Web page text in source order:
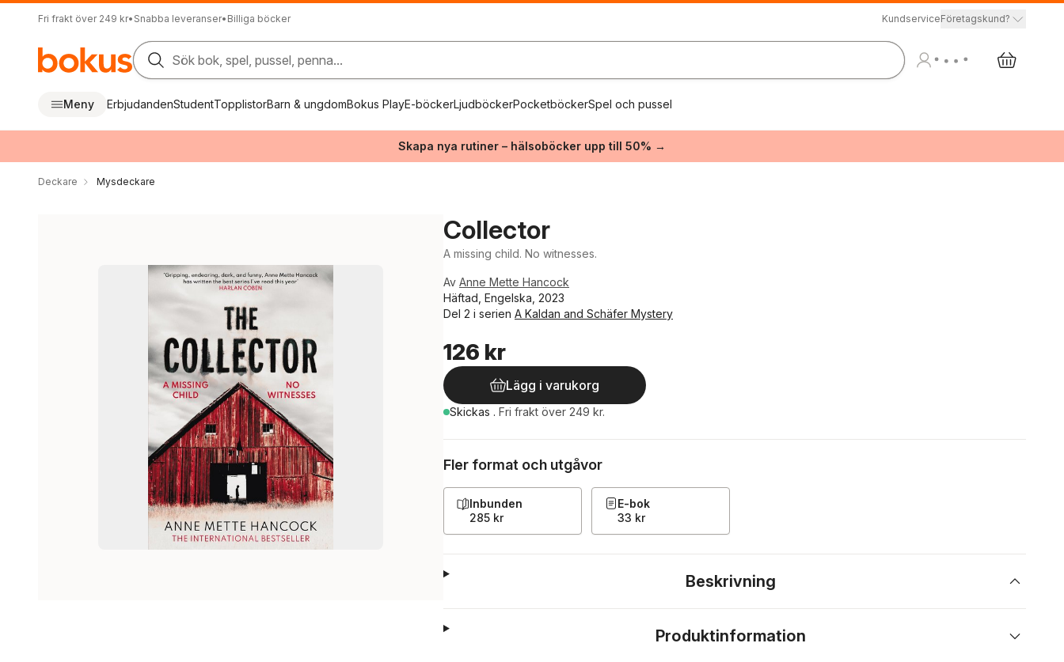
Fri frakt över 249 kr• Snabba leveranser• Billiga böcker KundserviceFöretagskund?
Sök bok, spel, pussel, penna...
Meny ErbjudandenStudentTopplistorBarn & ungdomBokus PlayE-böckerLjudböckerPocketböckerSpel och pussel
Skapa nya rutiner – hälsoböcker upp till 50% →
Deckare Mysdeckare
Collector
A missing child. No witnesses.
Av Anne Mette Hancock
Häftad, Engelska, 2023
Del 2 i serien A Kaldan and Schäfer Mystery
126 kr
Lägg i varukorg
Skickas . Fri frakt över 249 kr.
Fler format och utgåvor
Inbunden
285 kr
E-bok
33 kr
Beskrivning
Produktinformation